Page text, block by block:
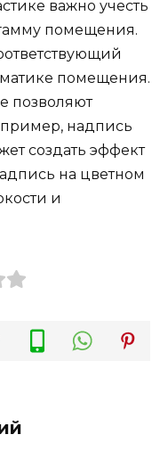
важно учесть
помещения.
помещения.
позволяют
надпись
создать эффект
на цветном
и